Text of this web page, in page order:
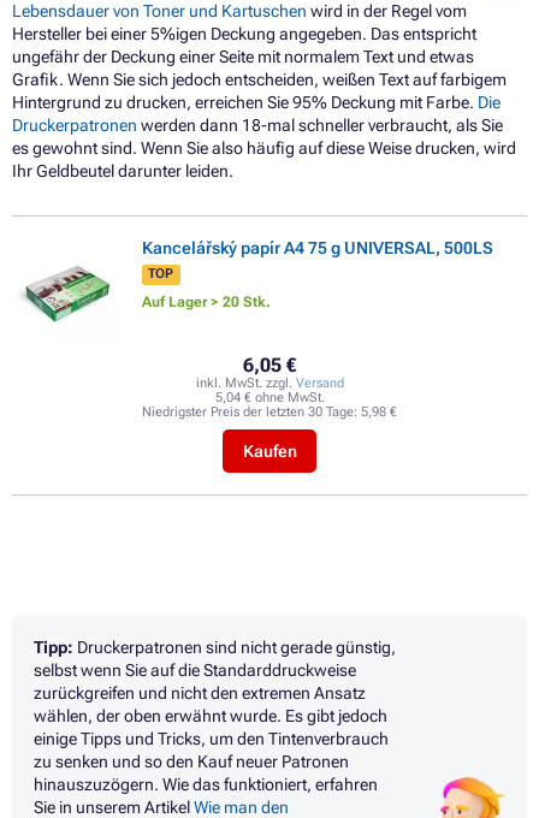
Lebensdauer von Toner und Kartuschen wird in der Regel vom
Hersteller bei einer 5%igen Deckung angegeben. Das entspricht
ungefähr der Deckung einer Seite mit normalem Text und etwas
Grafik. Wenn Sie sich jedoch entscheiden, weißen Text auf farbigem
Hintergrund zu drucken, erreichen Sie 95% Deckung mit Farbe. Die
Druckerpatronen werden dann 18-mal schneller verbraucht, als Sie
es gewohnt sind. Wenn Sie also häufig auf diese Weise drucken, wird
Ihr Geldbeutel darunter leiden.
Kancelářský papír A4 75 g UNIVERSAL, 500LS
TOP
Auf Lager > 20 Stk.
6,05 €
inkl. MwSt. zzgl. Versand
5,04 € ohne MwSt.
Niedrigster Preis der letzten 30 Tage: 5,98 €
Kaufen
Tipp: Druckerpatronen sind nicht gerade günstig,
selbst wenn Sie auf die Standarddruckweise
zurückgreifen und nicht den extremen Ansatz
wählen, der oben erwähnt wurde. Es gibt jedoch
einige Tipps und Tricks, um den Tintenverbrauch
zu senken und so den Kauf neuer Patronen
hinauszuzögern. Wie das funktioniert, erfahren
Sie in unserem ArtikelWie man den